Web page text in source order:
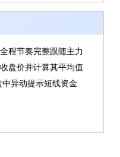
程节奏完整跟随主力
盘价并计算其平均值
异动提示短线资金